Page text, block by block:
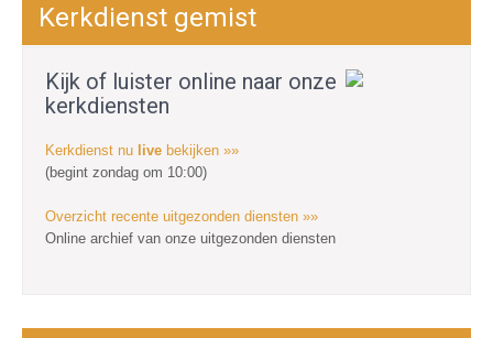
Kerkdienst gemist
Kijk of luister online naar onze
kerkdiensten
Kerkdienst nu live bekijken »»
(begint zondag om 10:00)
Overzicht recente uitgezonden diensten »»
Online archief van onze uitgezonden diensten